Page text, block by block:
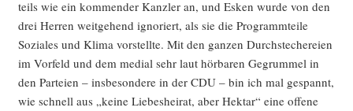
teils wie ein kom­men­der Kanz­ler an, und Esken wur­de von den
drei Her­ren weit­ge­hend igno­riert, als sie die Pro­gramm­tei­le
Sozia­les und Kli­ma vor­stell­te. Mit den gan­zen Durch­ste­che­rei­en
im Vor­feld und dem medi­al sehr laut hör­ba­ren Gegrum­mel in
den Par­tei­en – ins­be­son­de­re in der CDU – bin ich mal gespannt,
wie schnell aus „kei­ne Lie­bes­hei­rat, aber Hekt­ar“ eine offe­ne